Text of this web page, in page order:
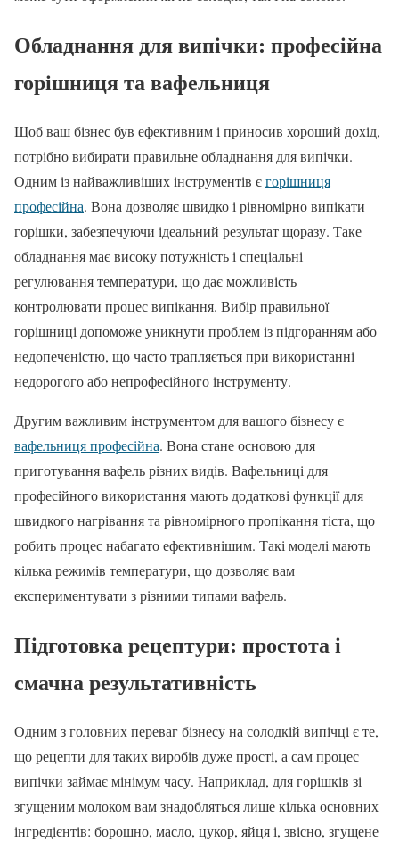
Обладнання для випічки: професійна
горішниця та вафельниця
Щоб ваш бізнес був ефективним і приносив хороший дохід,
потрібно вибирати правильне обладнання для випічки.
Одним із найважливіших інструментів єгорішниця
професійна. Вона дозволяє швидко і рівномірно випікати
горішки, забезпечуючи ідеальний результат щоразу. Таке
обладнання має високу потужність і спеціальні
регулювання температури, що дає можливість
контролювати процес випікання. Вибір правильної
горішниці допоможе уникнути проблем із підгоранням або
недопеченістю, що часто трапляється при використанні
недорогого або непрофесійного інструменту.
Другим важливим інструментом для вашого бізнесу є
вафельниця професійна. Вона стане основою для
приготування вафель різних видів. Вафельниці для
професійного використання мають додаткові функції для
швидкого нагрівання та рівномірного пропікання тіста, що
робить процес набагато ефективнішим. Такі моделі мають
кілька режимів температури, що дозволяє вам
експериментувати з різними типами вафель.
Підготовка рецептури: простота і
смачна результативність
Одним з головних переваг бізнесу на солодкій випічці є те,
що рецепти для таких виробів дуже прості, а сам процес
випічки займає мінімум часу. Наприклад, для горішків зі
згущеним молоком вам знадобляться лише кілька основних
інгредієнтів: борошно, масло, цукор, яйця і, звісно, згущене